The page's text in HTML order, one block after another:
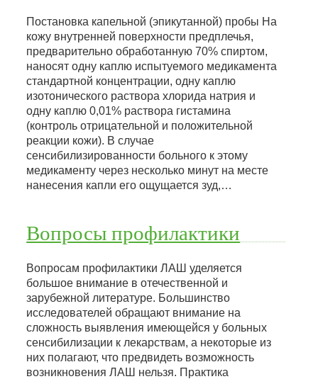
Постановка капельной (эпикутанной) пробы На
кожу внутренней поверхности предплечья,
предварительно обработанную 70% спиртом,
наносят одну каплю испытуемого медикамента
стандартной концентрации, одну каплю
изотонического раствора хлорида натрия и
одну каплю 0,01% раствора гистамина
(контроль отрицательной и положительной
реакции кожи). В случае
сенсибилизированности больного к этому
медикаменту через несколько минут на месте
нанесения капли его ощущается зуд,…
Вопросы профилактики
Вопросам профилактики ЛАШ уделяется
большое внимание в отечественной и
зарубежной литературе. Большинство
исследователей обращают внимание на
сложность выявления имеющейся у больных
сенсибилизации к лекарствам, а некоторые из
них полагают, что предвидеть возможность
возникновения ЛАШ нельзя. Практика